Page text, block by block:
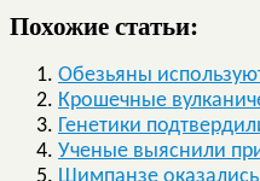
Похожие статьи:
Обезьяны
Крошечные
Генетики
Ученые выяснили